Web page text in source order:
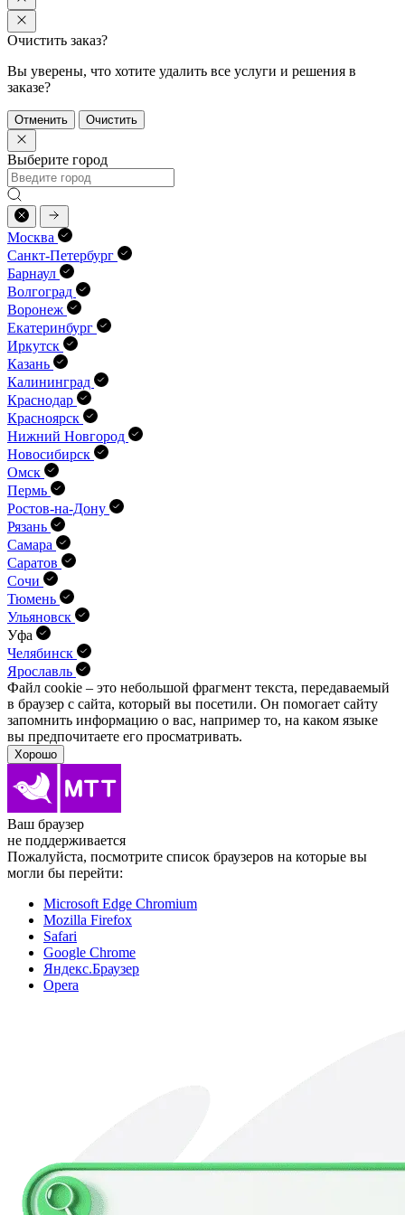
Очистить заказ?
Вы уверены, что хотите удалить все услуги и решения в
заказе?
Отменить Очистить
Выберите город
Москва
Санкт-Петербург
Барнаул
Волгоград
Воронеж
Екатеринбург
Иркутск
Казань
Калининград
Краснодар
Красноярск
Нижний Новгород
Новосибирск
Омск
Пермь
Ростов-на-Дону
Рязань
Самара
Саратов
Сочи
Тюмень
Ульяновск
Уфа
Челябинск
Ярославль
Файл cookie – это небольшой фрагмент текста, передава­емый
в браузер с сайта, который вы посетили. Он помо­гает сайту
запомнить информацию о вас, например то, на каком языке
вы предпочитаете его просматривать.
Хорошо
Ваш браузер
не поддерживается
Пожалуйста, посмотрите список браузеров на которые вы
могли бы перейти:
Microsoft Edge Chromium
Mozilla Firefox
Safari
Google Chrome
Яндекс.Браузер
Opera